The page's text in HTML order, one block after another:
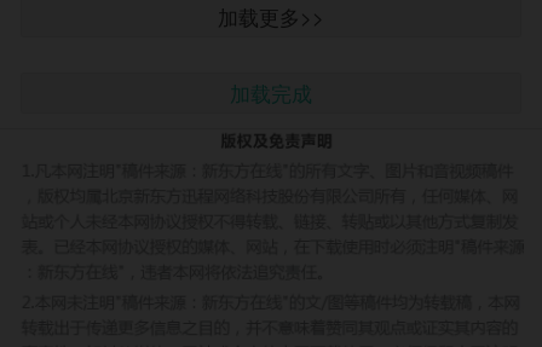
加载更多>>
加载完成